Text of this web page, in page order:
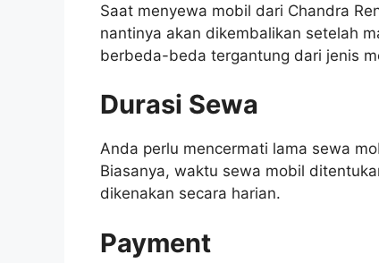
Saat menyewa mobil dari Chandra
nantinya akan dikembalikan setelah
berbeda-beda tergantung dari jenis
Durasi Sewa
Anda perlu mencermati lama sewa
Biasanya, waktu sewa mobil
dikenakan secara harian.
Payment